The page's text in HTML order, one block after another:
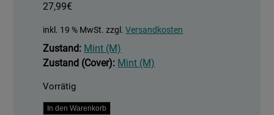
27,99€
inkl. 19 % MwSt. zzgl.Versandkosten
Zustand: Mint (M)
Zustand (Cover): Mint (M)
Vorrätig
Tonic
In den Warenkorb